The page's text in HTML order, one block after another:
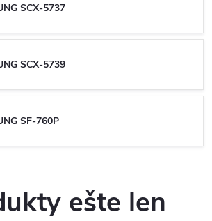
SCX-5737
SCX-5739
SF-760P
ešte len